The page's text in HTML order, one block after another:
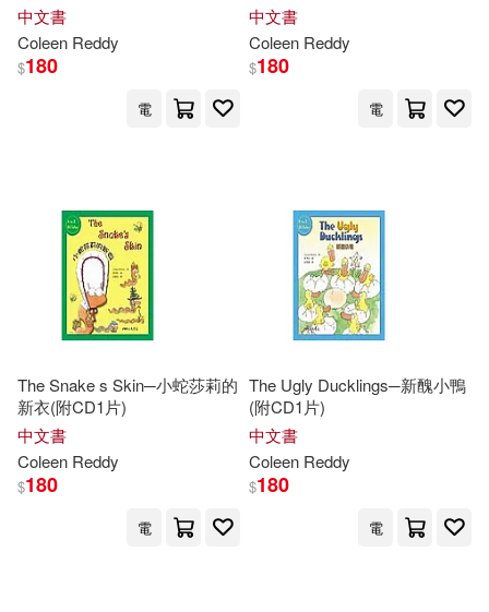
中文書
Coleen Reddy
$180
電
中文書
Coleen Reddy
$180
電
The Snake s Skin─小蛇莎莉的
新衣(附CD1片)
中文書
Coleen Reddy
$180
電
The Ugly Ducklings─新醜小鴨
(附CD1片)
中文書
Coleen Reddy
$180
電